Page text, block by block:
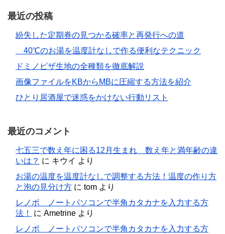
最近の投稿
紛失した定期券の見つかる確率と再発行への道
40℃のお湯を温度計なしで作る便利なテクニック
ドミノピザ生地の全種類を徹底解説
画像ファイルをKBからMBに圧縮する方法を紹介
ひとり居酒屋で迷惑をかけない行動リスト
最近のコメント
七五三で数え年に困る12月生まれ 数え年と満年齢の違
いは？ に キウイ より
お湯の温度を温度計なしで調整する方法！温度の作り方
と泡の見分け方 に tom より
レノボ ノートパソコンで半角カタカナを入力する方
法！
に Ametrine より
レノボ ノートパソコンで半角カタカナを入力する方